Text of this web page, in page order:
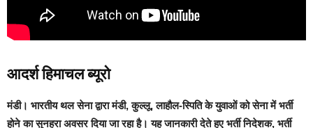
आदर्श हिमाचल ब्यूरो
मंडी। भारतीय थल सेना द्वारा मंडी, कुल्लू, लाहौल-स्पिति के युवाओं को सेना में भर्ती
होने का सुनहरा अवसर दिया जा रहा है। यह जानकारी देते हुए भर्ती निदेशक, भर्ती